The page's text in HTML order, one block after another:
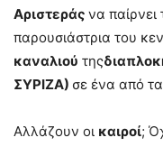
Αριστεράς να παίρνει
παρουσιάστρια του
καναλιού της
ΣΥΡΙΖΑ) σε ένα από
Αλλάζουν οι καιροί;